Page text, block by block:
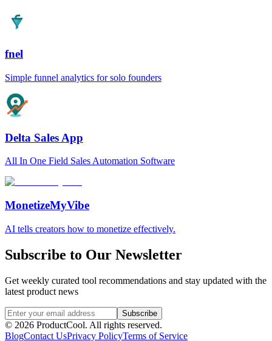
fnel
Simple funnel analytics for solo founders
Delta Sales App
All In One Field Sales Automation Software
MonetizeMyVibe
AI tells creators how to monetize effectively.
Subscribe to Our Newsletter
Get weekly curated tool recommendations and stay updated with the
latest product news
Subscribe
© 2026 ProductCool. All rights reserved.
BlogContact UsPrivacy PolicyTerms of Service